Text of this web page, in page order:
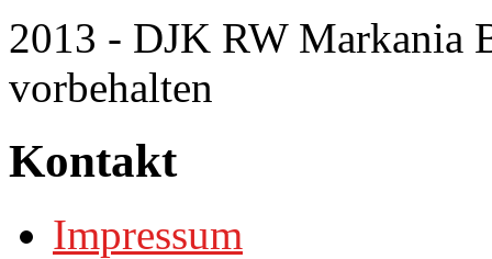
2013 - DJK RW Markania
vorbehalten
Kontakt
Impressum